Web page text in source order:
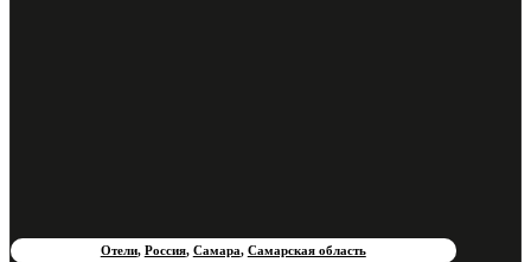
Отели, Россия, Самара, Самарская область